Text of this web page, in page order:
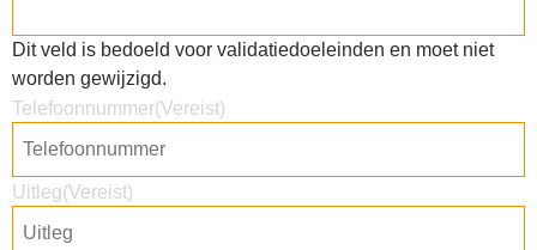
Dit veld is bedoeld voor validatiedoeleinden en moet niet
worden gewijzigd.
Telefoonnummer(Vereist)
Uitleg(Vereist)